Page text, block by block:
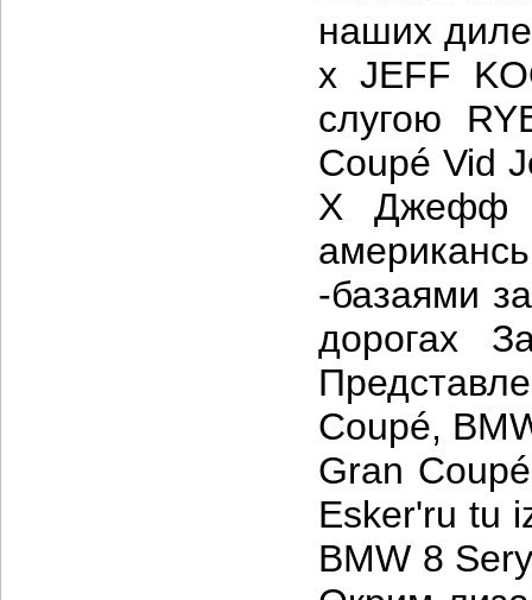
наших
x JEFF
слугою
Coupé Vid
X Джефф
-базаями
дорогах
Coupé,
Gran
Esker'ru tu
BMW 8